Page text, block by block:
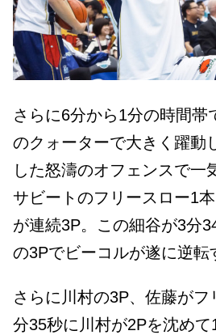
さらに6分から1分の時間帯
のクォーターで大きく躍動
した怒濤のオフェンスで一
サビートのフリースロー1
が連続3P。この細谷が3分
の3Pでビーコルが遂に逆転
さらに川村の3P、佐藤がフ
分35秒に川村が2Pを沈め